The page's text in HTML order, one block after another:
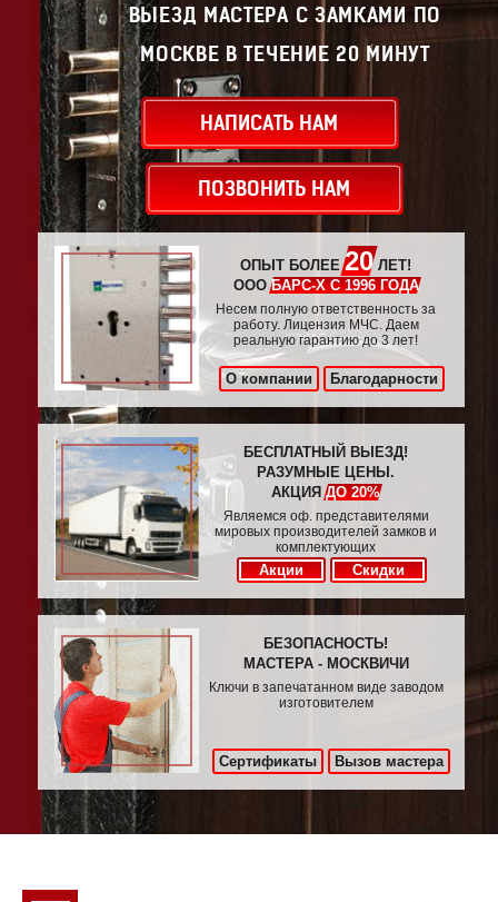
ВЫЕЗД МАСТЕРА С ЗАМКАМИ ПО
МОСКВЕ В ТЕЧЕНИЕ 20 МИНУТ
НАПИСАТЬ НАМ
ПОЗВОНИТЬ НАМ
ОПЫТ БОЛЕЕ20ЛЕТ!
ОООБАРС-Х С 1996 ГОДА
Несем полную ответственность за
работу. Лицензия МЧС. Даем
реальную гарантию до 3 лет!
О компании Благодарности
БЕСПЛАТНЫЙ ВЫЕЗД!
РАЗУМНЫЕ ЦЕНЫ.
АКЦИЯДО 20%
Являемся оф. представителями
мировых производителей замков и
комплектующих
Акции Скидки
БЕЗОПАСНОСТЬ!
МАСТЕРА - МОСКВИЧИ
Ключи в запечатанном виде заводом
изготовителем
Сертификаты Вызов мастера